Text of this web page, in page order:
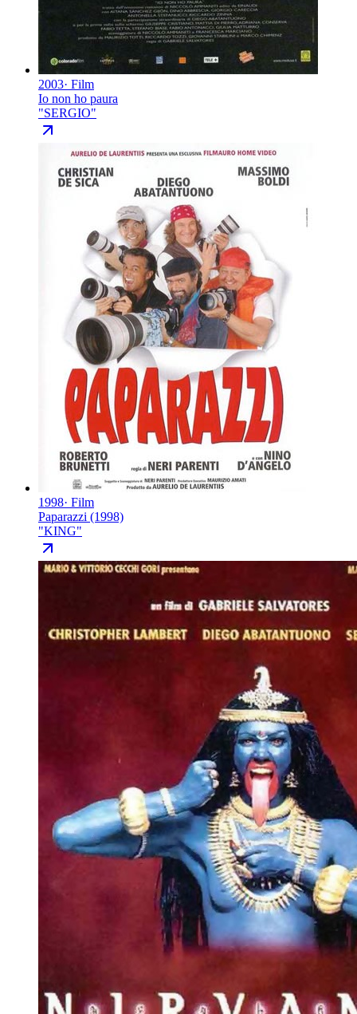
2003· Film
Io non ho paura
"SERGIO"
1998· Film
Paparazzi (1998)
"KING"